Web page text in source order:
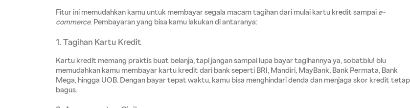
Fitur ini memudahkan kamu untuk membayar segala macam tagihan dari mulai kartu kredit sampai e-
commerce. Pembayaran yang bisa kamu lakukan di antaranya:
1. Tagihan Kartu Kredit
Kartu kredit memang praktis buat belanja, tapi jangan sampai lupa bayar tagihannya ya, sobatblu! blu
memudahkan kamu membayar kartu kredit dari bank seperti BRI, Mandiri, MayBank, Bank Permata, Bank
Mega, hingga UOB. Dengan bayar tepat waktu, kamu bisa menghindari denda dan menjaga skor kredit tetap
bagus.